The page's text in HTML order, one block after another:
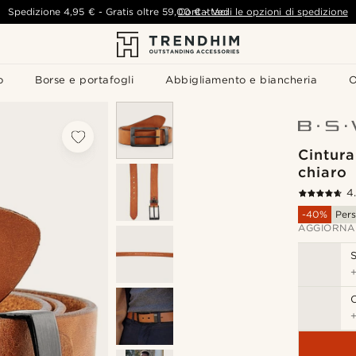
Borse e portafogli Abbigliamento e biancheria
Spedizione 4,95 € - Gratis oltre 59,00 € - Vedi le opzioni di spedizione
Contattaci
chiaro
-40%